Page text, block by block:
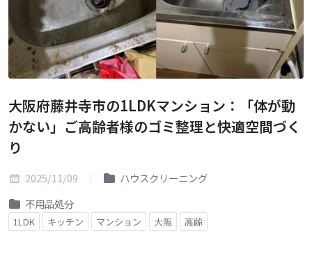
大阪府藤井寺市の1LDKマンション：「体が動
かない」ご高齢者様のゴミ整理と快適空間づく
り
2025/11/09
ハウスクリーニング
不用品処分
1LDK キッチン マンション 大阪 高齢